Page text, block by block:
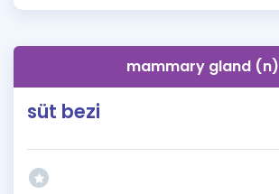
İngilizce Gramermammary gland (n)
süt bezi